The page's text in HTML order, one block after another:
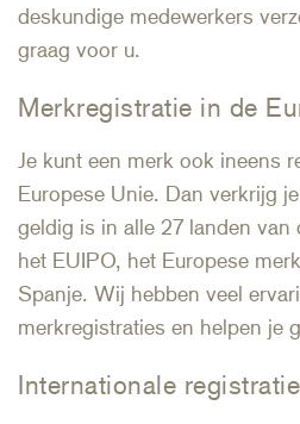
deskundige medewerkers
graag voor u.
Merkregistratie in de
Je kunt een merk ook ineens
Europese Unie. Dan verkrijg
geldig is in alle 27 landen van
het EUIPO, het Europese
Spanje. Wij hebben veel
merkregistraties en helpen je
Internationale